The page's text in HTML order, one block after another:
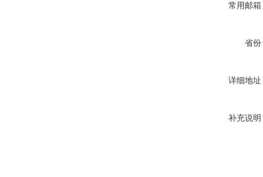
常用邮箱
省份
详细地址
补充说明